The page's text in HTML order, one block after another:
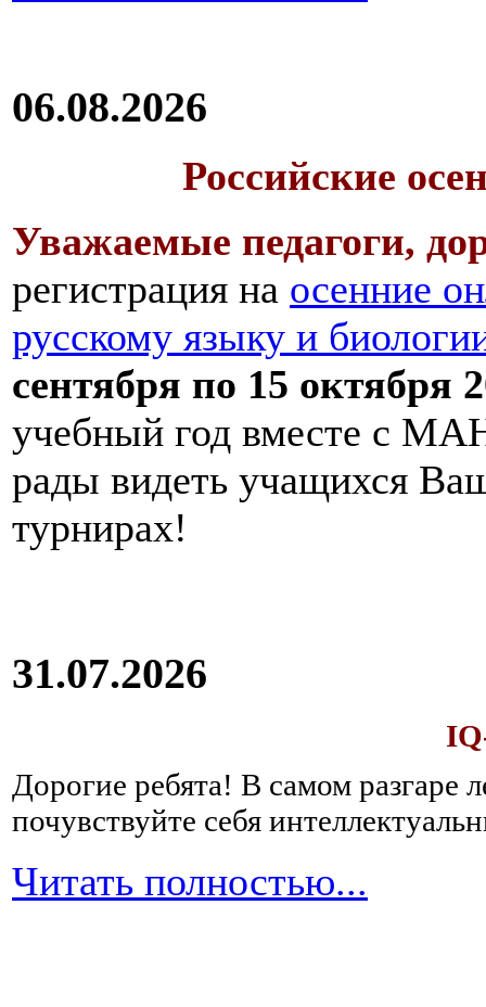
06.08.2026
Российские
Уважаемые педагоги,
регистрация на осенние
русскому языку и
сентября по 15 октября
учебный год вместе с
рады видеть учащихся
турнирах!
31.07.2026
Дорогие ребята! В самом разгаре
почувствуйте себя
Читать полностью...